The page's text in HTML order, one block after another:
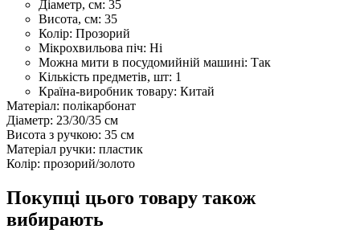
Діаметр, см: 35
Висота, см: 35
Колір: Прозорий
Мікрохвильова піч: Ні
Можна мити в посудомийній машині: Так
Кількість предметів, шт: 1
Країна-виробник товару: Китай
Матеріал: полікарбонат
Діаметр: 23/30/35 см
Висота з ручкою: 35 см
Матеріал ручки: пластик
Колір: прозорий/золото
Покупці цього товару також
вибирають